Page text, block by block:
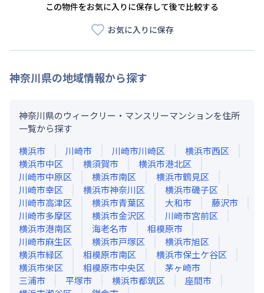
この物件をお気に入りに保存して後で比較する
お気に入りに保存
神奈川県の地域情報から探す
神奈川県のウィークリー・マンスリーマンションを住所
一覧から探す
横浜市
川崎市 川崎市川崎区
横浜市西区
横浜市中区
横須賀市
横浜市港北区
川崎市中原区
横浜市南区
横浜市鶴見区
川崎市幸区
横浜市神奈川区
横浜市磯子区
川崎市高津区
横浜市青葉区 大和市
藤沢市
川崎市多摩区
横浜市金沢区
川崎市宮前区
横浜市港南区
海老名市
相模原市
川崎市麻生区
横浜市戸塚区
横浜市旭区
横浜市緑区
相模原市南区
横浜市保土ケ谷区
横浜市栄区
相模原市中央区
茅ヶ崎市
三浦市
平塚市 横浜市都筑区
座間市